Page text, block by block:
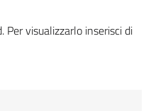
visualizzarlo inserisci di